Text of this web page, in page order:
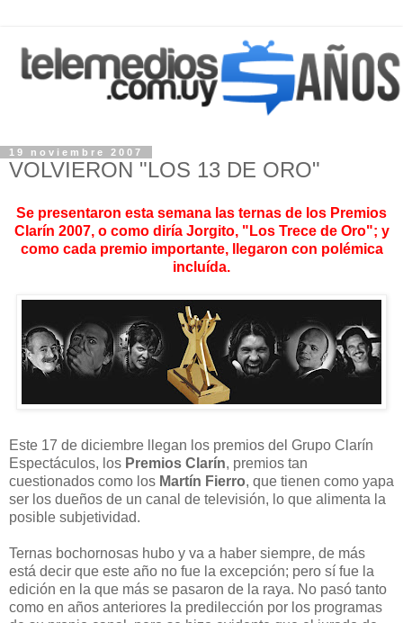
19 noviembre 2007
VOLVIERON "LOS 13 DE ORO"
Se presentaron esta semana las ternas de los Premios
Clarín 2007, o como diría Jorgito, "Los Trece de Oro"; y
como cada premio importante, llegaron con polémica
incluída.
Este 17 de diciembre llegan los premios del Grupo Clarín
Espectáculos, los Premios Clarín, premios tan
cuestionados como los Martín Fierro, que tienen como yapa
ser los dueños de un canal de televisión, lo que alimenta la
posible subjetividad.
Ternas bochornosas hubo y va a haber siempre, de más
está decir que este año no fue la excepción; pero sí fue la
edición en la que más se pasaron de la raya. No pasó tanto
como en años anteriores la predilección por los programas